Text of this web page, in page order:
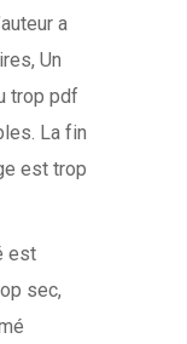
a
Un
trop pdf
La fin
est trop
est
sec,